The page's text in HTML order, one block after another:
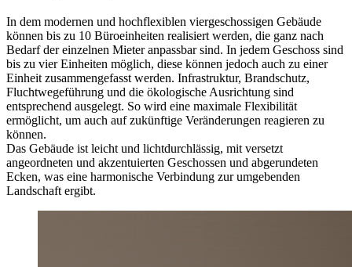
In dem modernen und hochflexiblen viergeschossigen Gebäude
können bis zu 10 Büroeinheiten realisiert werden, die ganz nach
Bedarf der einzelnen Mieter anpassbar sind. In jedem Geschoss sind
bis zu vier Einheiten möglich, diese können jedoch auch zu einer
Einheit zusammengefasst werden. Infrastruktur, Brandschutz,
Fluchtwegeführung und die ökologische Ausrichtung sind
entsprechend ausgelegt. So wird eine maximale Flexibilität
ermöglicht, um auch auf zukünftige Veränderungen reagieren zu
können.
Das Gebäude ist leicht und lichtdurchlässig, mit versetzt
angeordneten und akzentuierten Geschossen und abgerundeten
Ecken, was eine harmonische Verbindung zur umgebenden
Landschaft ergibt.